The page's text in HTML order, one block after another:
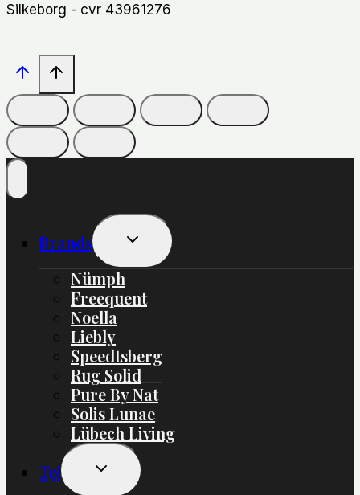
Silkeborg - cvr 43961276
Brands
Skift
Undermenu
Nümph
Freequent
Noella
Liebly
Speedtsberg
Rug Solid
Pure By Nat
Solis Lunae
Lübech Living
Tøj
Skift
Undermenu